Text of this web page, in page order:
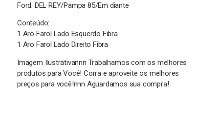
Ford: DEL REY/Pampa 85/Em diante
Conteúdo:
1 Aro Farol Lado Esquerdo Fibra
1 Aro Farol Lado Direito Fibra
Imagem Ilustrativannn Trabalhamos com os melhores
produtos para Você! Corra e aproveite os melhores
preços para você!nnn Aguardamos sua compra!